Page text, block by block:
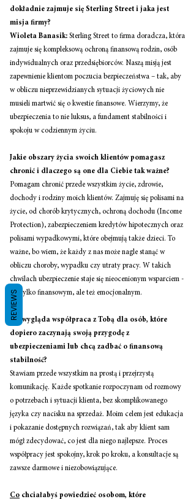
dokładnie zajmuje się Sterling Street i jaka jest
misja firmy?
Wioleta Banasik: Sterling Street to firma doradcza, która
zajmuje się kompleksową ochroną finansową rodzin, osób
indywidualnych oraz przedsiębiorców. Naszą misją jest
zapewnienie klientom poczucia bezpieczeństwa – tak, aby
w obliczu nieprzewidzianych sytuacji życiowych nie
musieli martwić się o kwestie finansowe. Wierzymy, że
ubezpieczenia to nie luksus, a fundament stabilności i
spokoju w codziennym życiu.
Jakie obszary życia swoich klientów pomagasz
chronić i dlaczego są one dla Ciebie tak ważne?
Pomagam chronić przede wszystkim życie, zdrowie,
dochody i rodziny moich klientów. Zajmuję się polisami na
życie, od chorób krytycznych, ochroną dochodu (Income
Protection), zabezpieczeniem kredytów hipotecznych oraz
polisami wypadkowymi, które obejmują także dzieci. To
ważne, bo wiem, że każdy z nas może nagle stanąć w
obliczu choroby, wypadku czy utraty pracy. W takich
chwilach ubezpieczenie staje się nieocenionym wsparciem -
nie tylko finansowym, ale też emocjonalnym.
Jak wygląda współpraca z Tobą dla osób, które
dopiero zaczynają swoją przygodę z
ubezpieczeniami lub chcą zadbać o finansową
stabilność?
Stawiam przede wszystkim na prostą i przejrzystą
komunikację. Każde spotkanie rozpoczynam od rozmowy
o potrzebach i sytuacji klienta, bez skomplikowanego
języka czy nacisku na sprzedaż. Moim celem jest edukacja
i pokazanie dostępnych rozwiązań, tak aby klient sam
mógł zdecydować, co jest dla niego najlepsze. Proces
współpracy jest spokojny, krok po kroku, a konsultacje są
zawsze darmowe i niezobowiązujące.
Co chciałabyś powiedzieć osobom, które
REVIEWS